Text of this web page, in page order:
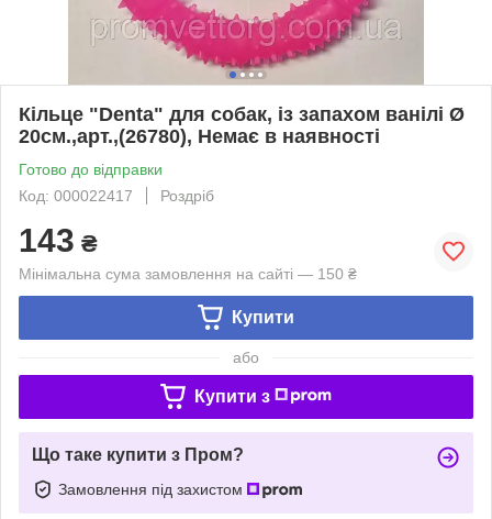
Кільце "Denta" для собак, із запахом ванілі Ø
20см.,арт.,(26780), Немає в наявності
Готово до відправки
Код: 000022417
Роздріб
143 ₴
Мінімальна сума замовлення на сайті — 150 ₴
Купити
або
Купити з
Що таке купити з Пром?
Замовлення під захистом